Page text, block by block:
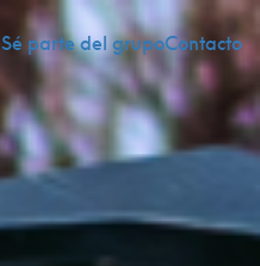
Sé parte del grupoContacto